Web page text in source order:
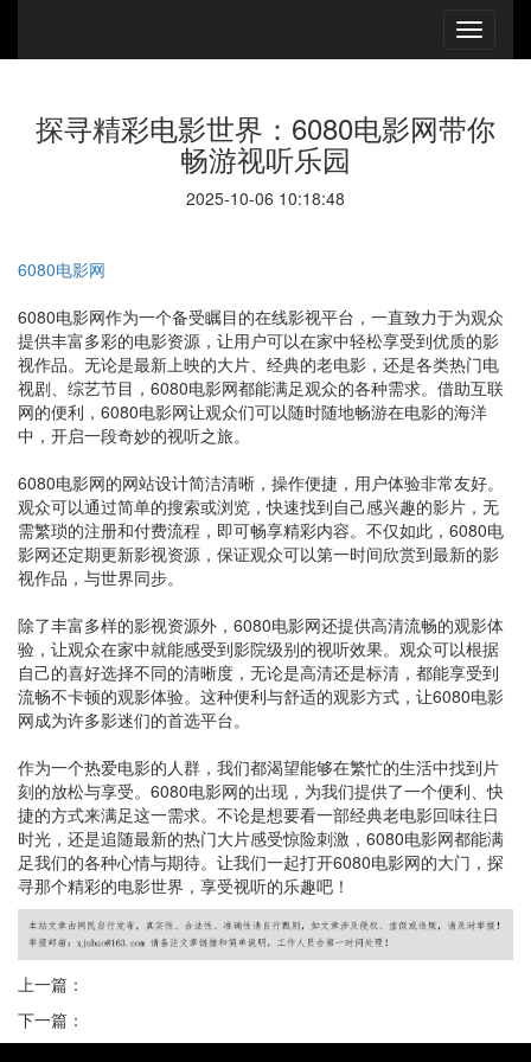
探寻精彩电影世界：6080电影网带你
畅游视听乐园
2025-10-06 10:18:48
6080电影网
6080电影网作为一个备受瞩目的在线影视平台，一直致力于为观众
提供丰富多彩的电影资源，让用户可以在家中轻松享受到优质的影
视作品。无论是最新上映的大片、经典的老电影，还是各类热门电
视剧、综艺节目，6080电影网都能满足观众的各种需求。借助互联
网的便利，6080电影网让观众们可以随时随地畅游在电影的海洋
中，开启一段奇妙的视听之旅。
6080电影网的网站设计简洁清晰，操作便捷，用户体验非常友好。
观众可以通过简单的搜索或浏览，快速找到自己感兴趣的影片，无
需繁琐的注册和付费流程，即可畅享精彩内容。不仅如此，6080电
影网还定期更新影视资源，保证观众可以第一时间欣赏到最新的影
视作品，与世界同步。
除了丰富多样的影视资源外，6080电影网还提供高清流畅的观影体
验，让观众在家中就能感受到影院级别的视听效果。观众可以根据
自己的喜好选择不同的清晰度，无论是高清还是标清，都能享受到
流畅不卡顿的观影体验。这种便利与舒适的观影方式，让6080电影
网成为许多影迷们的首选平台。
作为一个热爱电影的人群，我们都渴望能够在繁忙的生活中找到片
刻的放松与享受。6080电影网的出现，为我们提供了一个便利、快
捷的方式来满足这一需求。不论是想要看一部经典老电影回味往日
时光，还是追随最新的热门大片感受惊险刺激，6080电影网都能满
足我们的各种心情与期待。让我们一起打开6080电影网的大门，探
寻那个精彩的电影世界，享受视听的乐趣吧！
上一篇：
下一篇：